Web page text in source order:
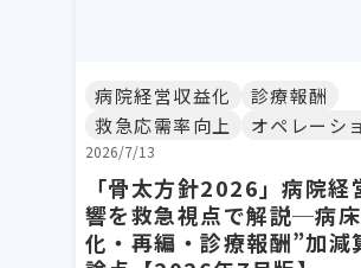
病院経営収益化
診療報酬
救急応需率向上
オペレーシ
2026/7/13
「骨太方針2026」病院経
響を救急視点で解説─病
化・再編・診療報酬”加減